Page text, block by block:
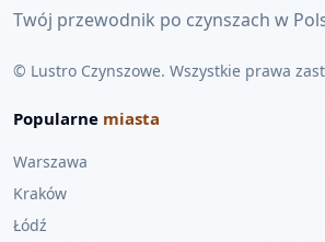
Twój przewodnik po czynszach w
© Lustro Czynszowe. Wszystkie prawa
Popularne miasta
Warszawa
Kraków
Łódź